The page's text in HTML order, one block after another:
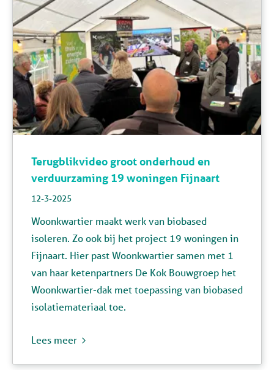
Terugblikvideo groot onderhoud en
verduurzaming 19 woningen Fijnaart
12-3-2025
Woonkwartier maakt werk van biobased
isoleren. Zo ook bij het project 19 woningen in
Fijnaart. Hier past Woonkwartier samen met 1
van haar ketenpartners De Kok Bouwgroep het
Woonkwartier-dak met toepassing van biobased
isolatiemateriaal toe.
Lees meer